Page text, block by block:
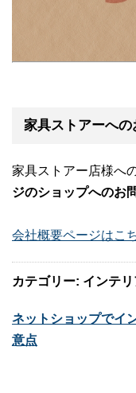
家具ストアーへ
家具ストアー店様へ
ジのショップへのお
会社概要ページはこ
カテゴリー: インテ
ネットショップでイ
意点